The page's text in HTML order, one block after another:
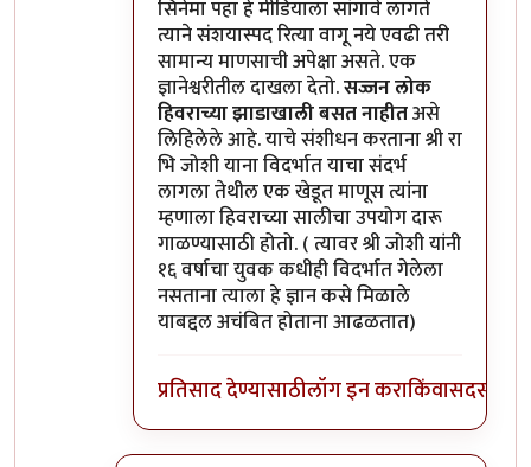
सिनेमा पहा हे मीडियाला सांगावे लागते
त्याने संशयास्पद रित्या वागू नये एवढी तरी
सामान्य माणसाची अपेक्षा असते. एक
ज्ञानेश्वरीतील दाखला देतो.सज्जन लोक
हिवराच्या झाडाखाली बसत नाहीतअसे
लिहिलेले आहे. याचे संशीधन करताना श्री रा
भि जोशी याना विदर्भात याचा संदर्भ
लागला तेथील एक खेडूत माणूस त्यांना
म्हणाला हिवराच्या सालीचा उपयोग दारू
गाळण्यासाठी होतो. ( त्यावर श्री जोशी यांनी
१६ वर्षाचा युवक कधीही विदर्भात गेलेला
नसताना त्याला हे ज्ञान कसे मिळाले
याबद्दल अचंबित होताना आढळतात)
प्रतिसाद देण्यासाठीलॉग इन कराकिंवासदस्य व्हा